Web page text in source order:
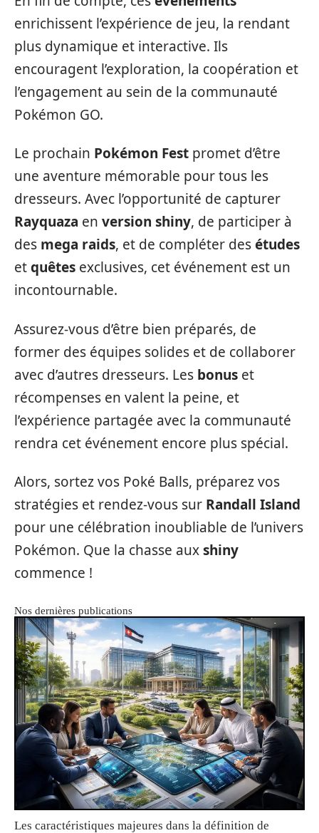
enrichissent l’expérience de jeu, la rendant
plus dynamique et interactive. Ils
encouragent l’exploration, la coopération et
l’engagement au sein de la communauté
Pokémon GO.
Le prochain Pokémon Fest promet d’être
une aventure mémorable pour tous les
dresseurs. Avec l’opportunité de capturer
Rayquaza en version shiny, de participer à
des mega raids, et de compléter desétudes
etquêtes exclusives, cet événement est un
incontournable.
Assurez-vous d’être bien préparés, de
former des équipes solides et de collaborer
avec d’autres dresseurs. Les bonus et
récompenses en valent la peine, et
l’expérience partagée avec la communauté
rendra cet événement encore plus spécial.
Alors, sortez vos Poké Balls, préparez vos
stratégies et rendez-vous sur Randall Island
pour une célébration inoubliable de l’univers
Pokémon. Que la chasse auxshiny
commence !
Nos dernières publications
Les caractéristiques majeures dans la définition de